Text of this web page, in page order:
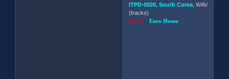
ITPD-0020, South Corea , WAV
(tracks)
Style:Euro House